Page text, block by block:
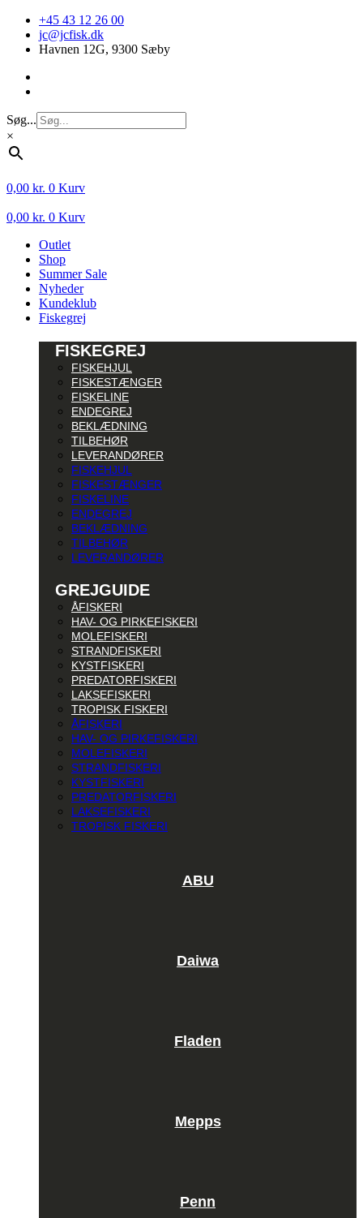
Videre
indhold
+45 43 12 26 00
jc@jcfisk.dk
Havnen 12G, 9300 Sæby
Søg...
×
0,00 kr. 0 Kurv
0,00 kr. 0 Kurv
Outlet
Shop
Summer Sale
Nyheder
Kundeklub
Fiskegrej
FISKEGREJ
FISKEHJUL
FISKESTÆNGER
FISKELINE
ENDEGREJ
BEKLÆDNING
TILBEHØR
LEVERANDØRER
FISKEHJUL
FISKESTÆNGER
FISKELINE
ENDEGREJ
BEKLÆDNING
TILBEHØR
LEVERANDØRER
GREJGUIDE
ÅFISKERI
HAV- OG PIRKEFISKERI
MOLEFISKERI
STRANDFISKERI
KYSTFISKERI
PREDATORFISKERI
LAKSEFISKERI
TROPISK FISKERI
ÅFISKERI
HAV- OG PIRKEFISKERI
MOLEFISKERI
STRANDFISKERI
KYSTFISKERI
PREDATORFISKERI
LAKSEFISKERI
TROPISK FISKERI
ABU
Daiwa
Fladen
Mepps
Penn